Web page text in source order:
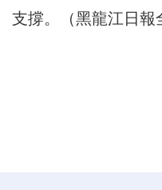
支撐。（黑龍江日報